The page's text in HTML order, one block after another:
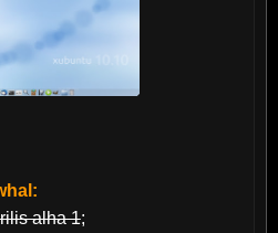
alha 1;